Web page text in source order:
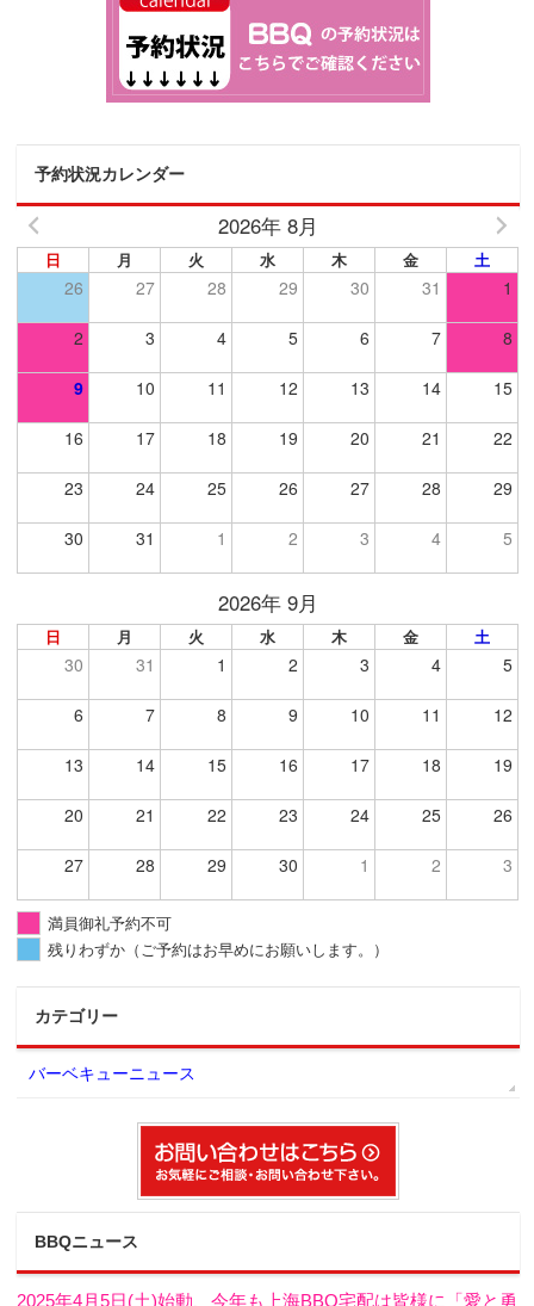
予約状況カレンダー
2026年 8月
日 月 火 水 木 金 土
26 27 28 29 30 31 1
2 3 4 5 6 7 8
9 10 11 12 13 14 15
16 17 18 19 20 21 22
23 24 25 26 27 28 29
30 31 1 2 3 4 5
2026年 9月
日 月 火 水 木 金 土
30 31 1 2 3 4 5
6 7 8 9 10 11 12
13 14 15 16 17 18 19
20 21 22 23 24 25 26
27 28 29 30 1 2 3
満員御礼予約不可
残りわずか（ご予約はお早めにお願いします。）
カテゴリー
バーベキューニュース
BBQニュース
2025年4月5日(土)始動、今年も上海BBQ宅配は皆様に「愛と勇